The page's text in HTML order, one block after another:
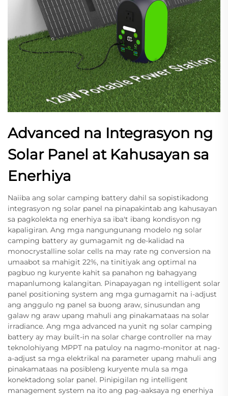
Advanced na Integrasyon ng
Solar Panel at Kahusayan sa
Enerhiya
Naiiba ang solar camping battery dahil sa sopistikadong
integrasyon ng solar panel na pinapakintab ang kahusayan
sa pagkolekta ng enerhiya sa iba't ibang kondisyon ng
kapaligiran. Ang mga nangungunang modelo ng solar
camping battery ay gumagamit ng de-kalidad na
monocrystalline solar cells na may rate ng conversion na
umaabot sa mahigit 22%, na tinitiyak ang optimal na
pagbuo ng kuryente kahit sa panahon ng bahagyang
mapanlumong kalangitan. Pinapayagan ng intelligent solar
panel positioning system ang mga gumagamit na i-adjust
ang anggulo ng panel sa buong araw, sinusundan ang
galaw ng araw upang mahuli ang pinakamataas na solar
irradiance. Ang mga advanced na yunit ng solar camping
battery ay may built-in na solar charge controller na may
teknolohiyang MPPT na patuloy na nagmo-monitor at nag-
a-adjust sa mga elektrikal na parameter upang mahuli ang
pinakamataas na posibleng kuryente mula sa mga
konektadong solar panel. Pinipigilan ng intelligent
management system na ito ang pag-aaksaya ng enerhiya